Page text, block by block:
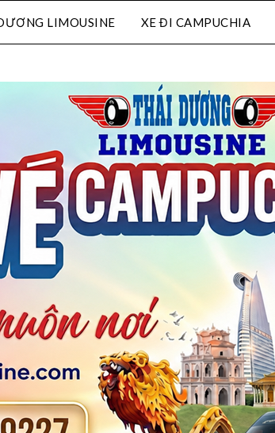
LIMOUSINE XE ĐI CAMPUCHIA